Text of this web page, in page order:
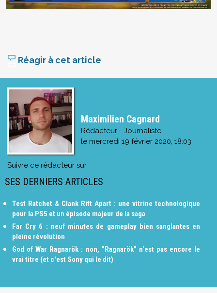
Réagir à cet article
Maximilien Cagnard
Rédacteur - Journaliste
le mercredi 19 février 2020, 18:03
Suivre ce rédacteur sur
SES DERNIERS ARTICLES
Test Ratchet & Clank Rift Apart : une vitrine technologique
pour la PS5 et un épisode majeur de la saga
Far Cry 6 : neuf minutes de gameplay bien sanglantes en
pleine révolution
God of War Ragnarök : non, "Ragnarök" n'est pas encore le
vrai titre (et c'est Sony qui le dit)